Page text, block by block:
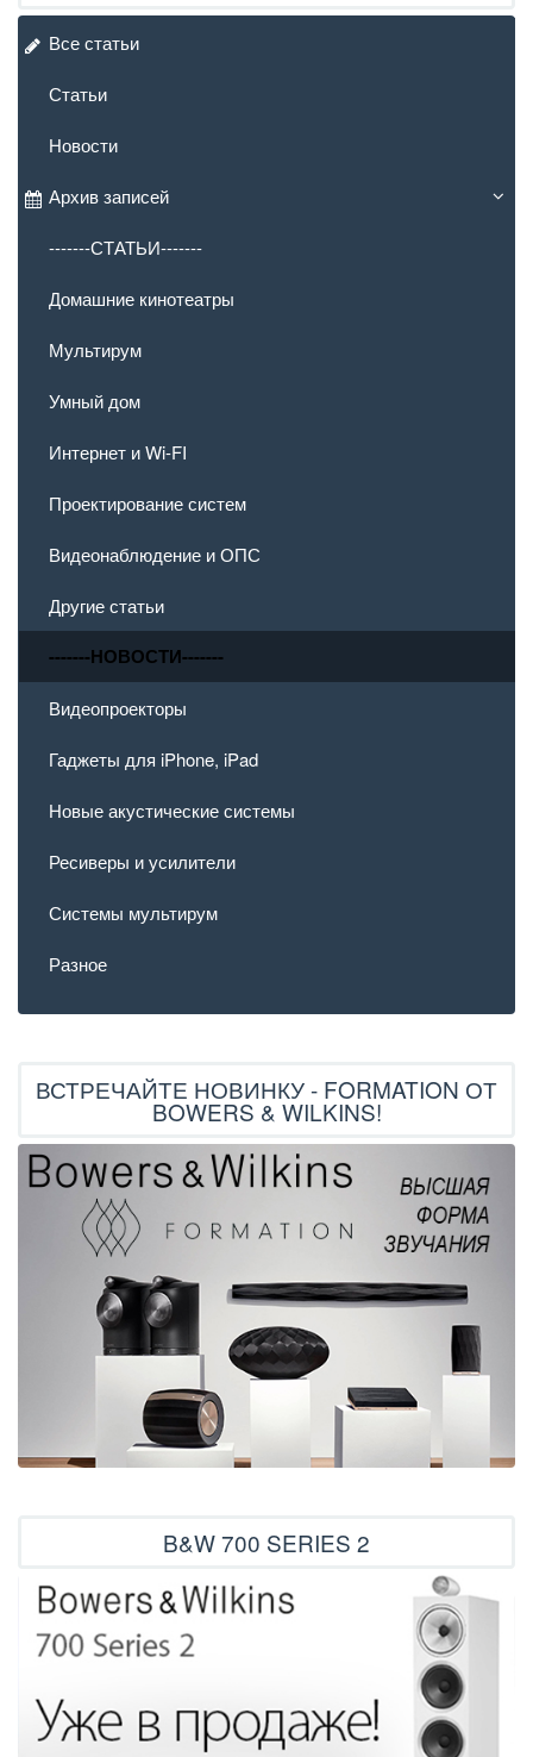
Все статьи
Статьи
Новости
Архив записей
-------СТАТЬИ-------
Домашние кинотеатры
Мультирум
Умный дом
Интернет и Wi-FI
Проектирование систем
Видеонаблюдение и ОПС
Другие статьи
-------НОВОСТИ-------
Видеопроекторы
Гаджеты для iPhone, iPad
Новые акустические системы
Ресиверы и усилители
Системы мультирум
Разное
ВСТРЕЧАЙТЕ НОВИНКУ - FORMATION ОТ
BOWERS & WILKINS!
B&W 700 SERIES 2